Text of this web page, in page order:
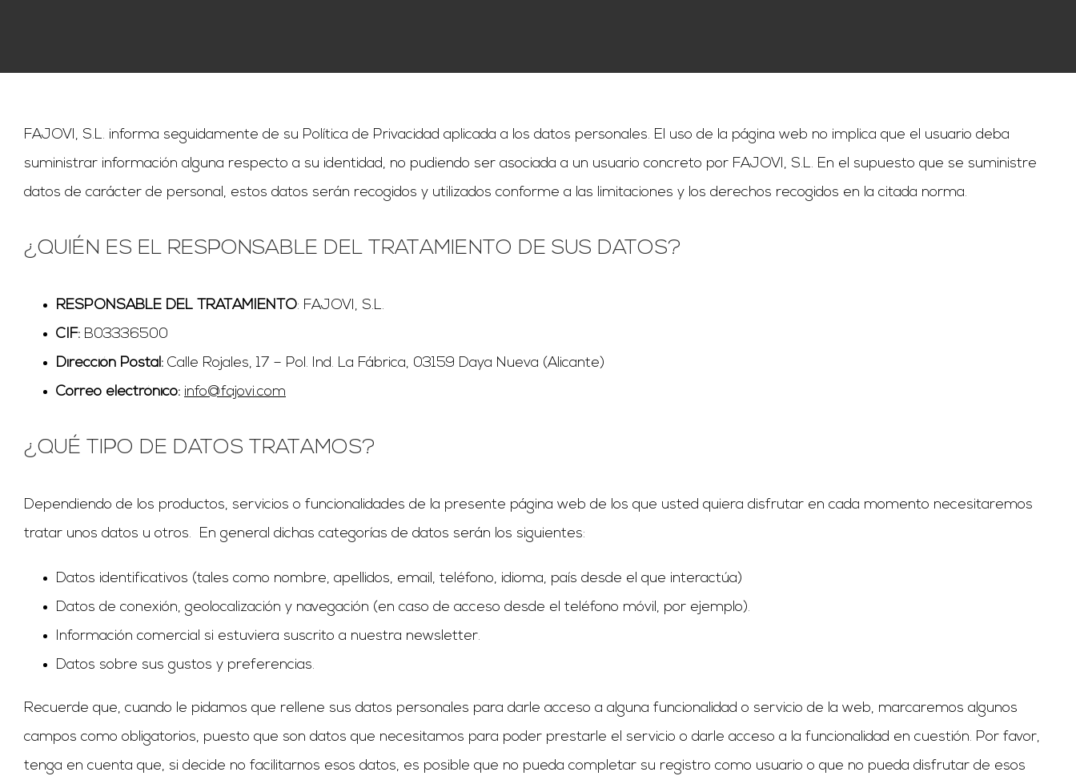
FAJOVI, S.L. informa seguidamente de su Política de Privacidad aplicada a los datos personales. El uso de la página web no implica que el usuario deba
suministrar información alguna respecto a su identidad, no pudiendo ser asociada a un usuario concreto por FAJOVI, S.L. En el supuesto que se suministre
datos de carácter de personal, estos datos serán recogidos y utilizados conforme a las limitaciones y los derechos recogidos en la citada norma.
¿QUIÉN ES EL RESPONSABLE DEL TRATAMIENTO DE SUS DATOS?
RESPONSABLE DEL TRATAMIENTO: FAJOVI, S.L.
CIF: B03336500
Dirección Postal: Calle Rojales, 17 – Pol. Ind. La Fábrica, 03159 Daya Nueva (Alicante)
Correo electrónico: info@fajovi.com
¿QUÉ TIPO DE DATOS TRATAMOS?
Dependiendo de los productos, servicios o funcionalidades de la presente página web de los que usted quiera disfrutar en cada momento necesitaremos
tratar unos datos u otros. En general dichas categorías de datos serán los siguientes:
Datos identificativos (tales como nombre, apellidos, email, teléfono, idioma, país desde el que interactúa)
Datos de conexión, geolocalización y navegación (en caso de acceso desde el teléfono móvil, por ejemplo).
Información comercial si estuviera suscrito a nuestra newsletter.
Datos sobre sus gustos y preferencias.
Recuerde que, cuando le pidamos que rellene sus datos personales para darle acceso a alguna funcionalidad o servicio de la web, marcaremos algunos
campos como obligatorios, puesto que son datos que necesitamos para poder prestarle el servicio o darle acceso a la funcionalidad en cuestión. Por favor,
tenga en cuenta que, si decide no facilitarnos esos datos, es posible que no pueda completar su registro como usuario o que no pueda disfrutar de esos